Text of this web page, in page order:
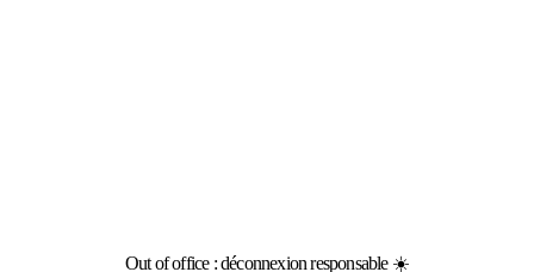
Out of office : déconnexion responsable ☀️